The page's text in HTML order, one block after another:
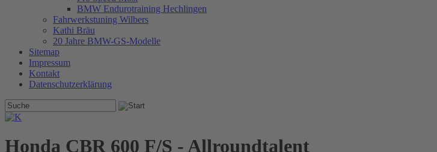
BMW Endurotraining Hechlingen
Fahrwerkstuning Wilbers
Kathi Bräu
20 Jahre BMW-GS-Modelle
Sitemap
Impressum
Kontakt
Datenschutzerklärung
Honda CBR 600 F/S - Allroundtalent